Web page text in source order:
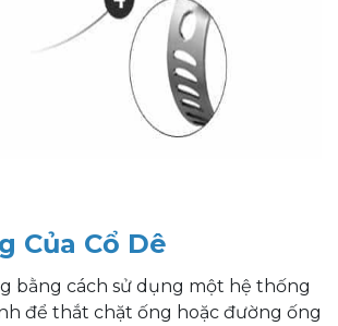
Của Cổ Dê
bằng cách sử dụng một hệ thống
để thắt chặt ống hoặc đường ống